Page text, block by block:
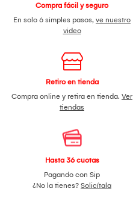
Compra fácil y seguro
En solo 6 simples pasos, ve nuestro
video
Retiro en tienda
Compra online y retira en tienda. Ver
tiendas
Hasta 36 cuotas
Pagando con Sip
¿No la tienes? Solicítala